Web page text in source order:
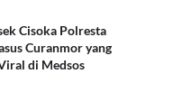
Cisoka Polresta
Curanmor yang
di Medsos